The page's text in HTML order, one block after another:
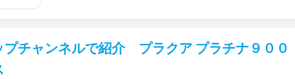
プチャンネルで紹介 プラクア プラチナ９００